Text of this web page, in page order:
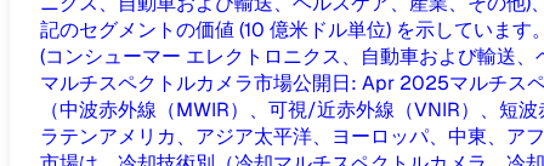
記のセグメントの価値 (10 億米ドル単位) を示しています
(コンシューマー エレクトロニクス、自動車および輸送、
マルチスペクトルカメラ市場公開日: Apr 2025マルチス
（中波赤外線（MWIR）、可視/近赤外線（VNIR）、短
ラテンアメリカ、アジア太平洋、ヨーロッパ、中東、ア